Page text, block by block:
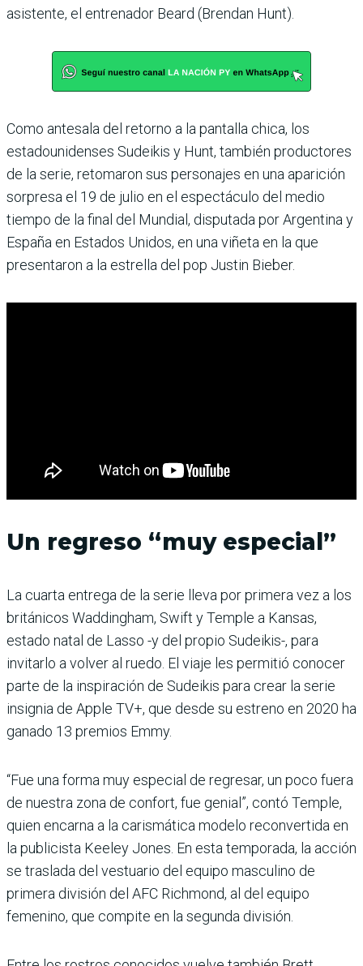
asistente, el entrenador Beard (Brendan Hunt).
Como antesala del retorno a la pantalla chica, los
estadounidenses Sudeikis y Hunt, también productores
de la serie, retomaron sus personajes en una aparición
sorpresa el 19 de julio en el espectáculo del medio
tiempo de la final del Mundial, disputada por Argentina y
España en Estados Unidos, en una viñeta en la que
presentaron a la estrella del pop Justin Bieber.
Un regreso “muy especial”
La cuarta entrega de la serie lleva por primera vez a los
británicos Waddingham, Swift y Temple a Kansas,
estado natal de Lasso -y del propio Sudeikis-, para
invitarlo a volver al ruedo. El viaje les permitió conocer
parte de la inspiración de Sudeikis para crear la serie
insignia de Apple TV+, que desde su estreno en 2020 ha
ganado 13 premios Emmy.
“Fue una forma muy especial de regresar, un poco fuera
de nuestra zona de confort, fue genial”, contó Temple,
quien encarna a la carismática modelo reconvertida en
la publicista Keeley Jones. En esta temporada, la acción
se traslada del vestuario del equipo masculino de
primera división del AFC Richmond, al del equipo
femenino, que compite en la segunda división.